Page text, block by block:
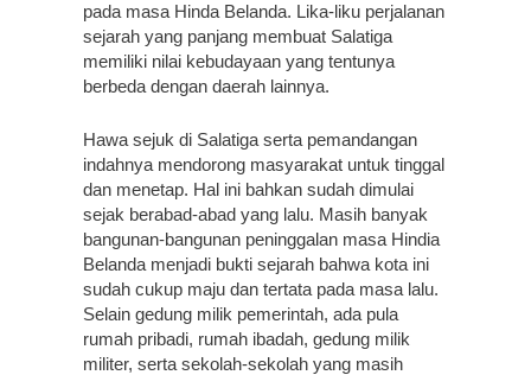
pada masa Hinda Belanda. Lika-liku perjalanan
sejarah yang panjang membuat Salatiga
memiliki nilai kebudayaan yang tentunya
berbeda dengan daerah lainnya.
Hawa sejuk di Salatiga serta pemandangan
indahnya mendorong masyarakat untuk tinggal
dan menetap. Hal ini bahkan sudah dimulai
sejak berabad-abad yang lalu. Masih banyak
bangunan-bangunan peninggalan masa Hindia
Belanda menjadi bukti sejarah bahwa kota ini
sudah cukup maju dan tertata pada masa lalu.
Selain gedung milik pemerintah, ada pula
rumah pribadi, rumah ibadah, gedung milik
militer, serta sekolah-sekolah yang masih